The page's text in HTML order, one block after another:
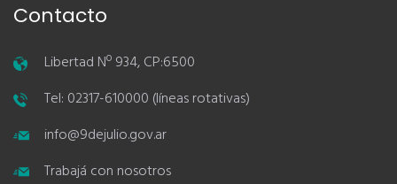
Contacto
Libertad Nº 934, CP:6500
Tel: 02317-610000 (líneas rotativas)
info@9dejulio.gov.ar
Trabajá con nosotros